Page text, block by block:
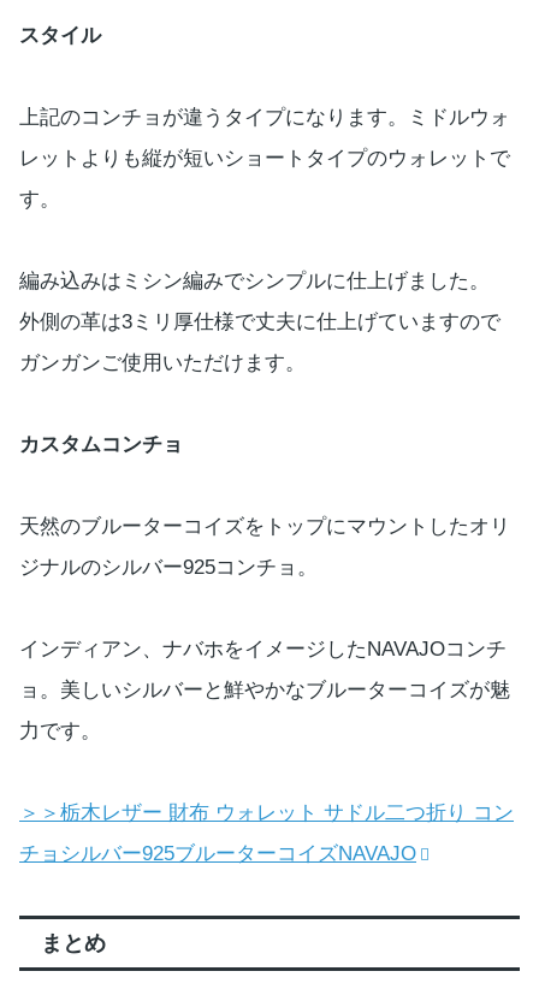
スタイル
上記のコンチョが違うタイプになります。ミドルウォ
レットよりも縦が短いショートタイプのウォレットで
す。
編み込みはミシン編みでシンプルに仕上げました。
外側の革は3ミリ厚仕様で丈夫に仕上げていますので
ガンガンご使用いただけます。
カスタムコンチョ
天然のブルーターコイズをトップにマウントしたオリ
ジナルのシルバー925コンチョ。
インディアン、ナバホをイメージしたNAVAJOコンチ
ョ。美しいシルバーと鮮やかなブルーターコイズが魅
力です。
＞＞栃木レザー 財布 ウォレット サドル二つ折り コン
チョシルバー925ブルーターコイズNAVAJO
まとめ